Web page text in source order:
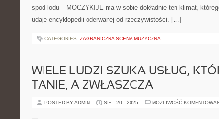
spod lodu – MOCZYKIJE ma w sobie dokładnie ten klimat,
udaje encyklopedii oderwanej od rzeczywistości. […]
CATEGORIES: ZAGRANICZNA SCENA MUZYCZNA
WIELE LUDZI SZUKA USŁUG,
TANIE, A ZWŁASZCZA
POSTED BY ADMIN SIE - 20 - 2025 MOŻLIWOŚĆ